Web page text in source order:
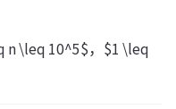
n \leq 10^5$，$1 \leq